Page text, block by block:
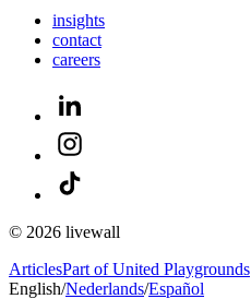
insights
contact
careers
© 2026 livewall
ArticlesPart of United Playgrounds
English/Nederlands/Español